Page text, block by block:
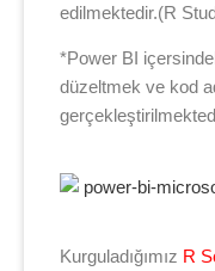
edilmektedir.(R
*Power BI
düzeltmek ve kod
Kurguladığımız R